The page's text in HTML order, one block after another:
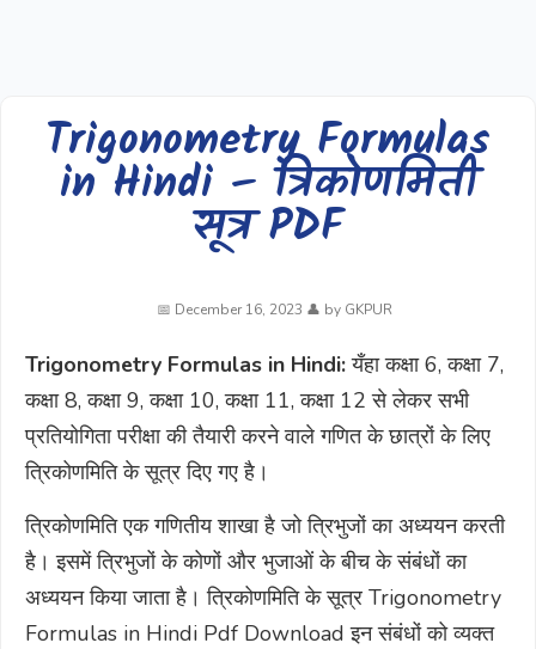
Trigonometry Formulas
in Hindi – त्रिकोणमिती
सूत्र PDF
December 16, 2023 by GKPUR
Trigonometry Formulas in Hindi:यँहा कक्षा 6, कक्षा 7,
कक्षा 8, कक्षा 9, कक्षा 10, कक्षा 11, कक्षा 12 से लेकर सभी
प्रतियोगिता परीक्षा की तैयारी करने वाले गणित के छात्रों के लिए
त्रिकोणमिति के सूत्र दिए गए है।
त्रिकोणमिति एक गणितीय शाखा है जो त्रिभुजों का अध्ययन करती
है। इसमें त्रिभुजों के कोणों और भुजाओं के बीच के संबंधों का
अध्ययन किया जाता है। त्रिकोणमिति के सूत्र Trigonometry
Formulas in Hindi Pdf Download इन संबंधों को व्यक्त